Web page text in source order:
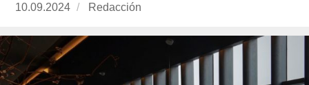
Publicado
10.09.2024 https://www.experimenta.es/author/redaccion/
Redacción